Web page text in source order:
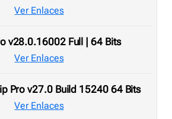
Ver Enlaces
v28.0.16002 Full | 64 Bits
Ver Enlaces
Pro v27.0 Build 15240 64 Bits
Ver Enlaces